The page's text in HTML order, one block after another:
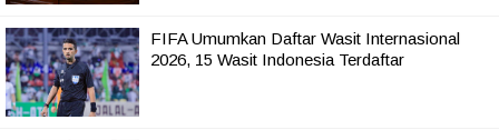
FIFA Umumkan Daftar Wasit Internasional
2026, 15 Wasit Indonesia Terdaftar